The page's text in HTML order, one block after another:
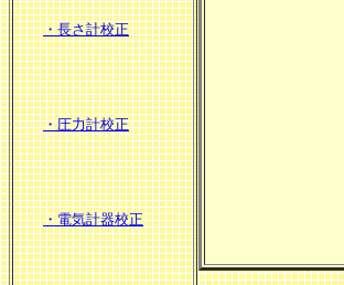
・長さ計校正
・圧力計校正
・電気計器校正